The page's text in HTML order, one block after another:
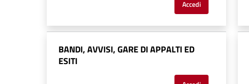
Accedi
BANDI, AVVISI, GARE DI APPALTI ED
ESITI